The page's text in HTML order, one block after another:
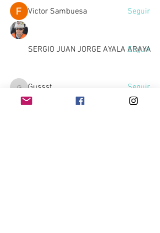
Victor Sambuesa Seguir
SERGIO JUAN JORGE AYALA ARAYA
Seguir
Gussst
Seguir
Ver todos los miembros (10)